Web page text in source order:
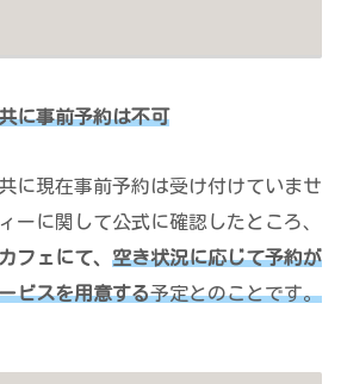
に事前予約は不可
に現在事前予約は受け付けていませ
ーに関して公式に確認したところ、
フェにて、 空き状況に応じて予約が
ビスを用意する予定とのことです。